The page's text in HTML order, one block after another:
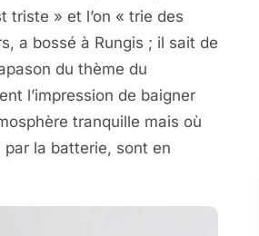
triste » et l’on « trie des
a bossé à Rungis ; il sait de
du thème du
l’impression de baigner
tranquille mais où
par la batterie, sont en